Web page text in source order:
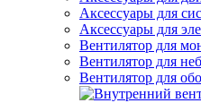
Аксессуары для
Аксессуары для
Вентилятор для
Вентилятор для
Вентилятор для